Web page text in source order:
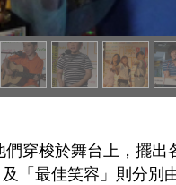
穿梭於舞台上，擺
「最佳笑容」則分別